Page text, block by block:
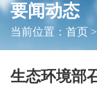
要闻动态
当前位置： 首页>
生态环境部